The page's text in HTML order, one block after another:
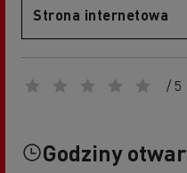
Strona internetowa
/ 5
Godziny